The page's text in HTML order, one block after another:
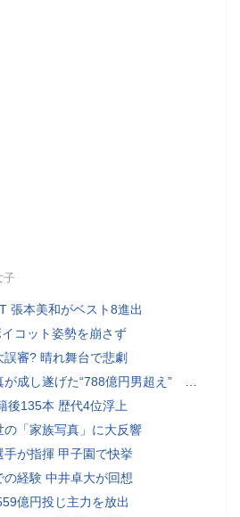
子
張本美和がベスト8進出
イコット姿勢を崩さず
誤審? 晴れ舞台で悲劇
た“788億円男超え” いつのまにか「3位」…見据える球団記録更新
後135本 歴代4位浮上
の「家族写真」に大反響
手が指揮 甲子園で快挙
の経験 中井卓大が回想
億円投じ主力を放出